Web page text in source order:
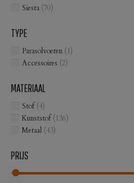
Siesta (70)
TYPE
Parasolvoeten (1)
Accessoires (2)
MATERIAAL
Stof (4)
Kunststof (136)
Metaal (43)
PRIJS